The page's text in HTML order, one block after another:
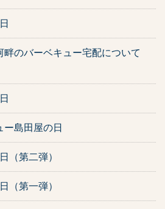
畔のバーベキュー宅配について
ー島田屋の日
（第二弾）
（第一弾）